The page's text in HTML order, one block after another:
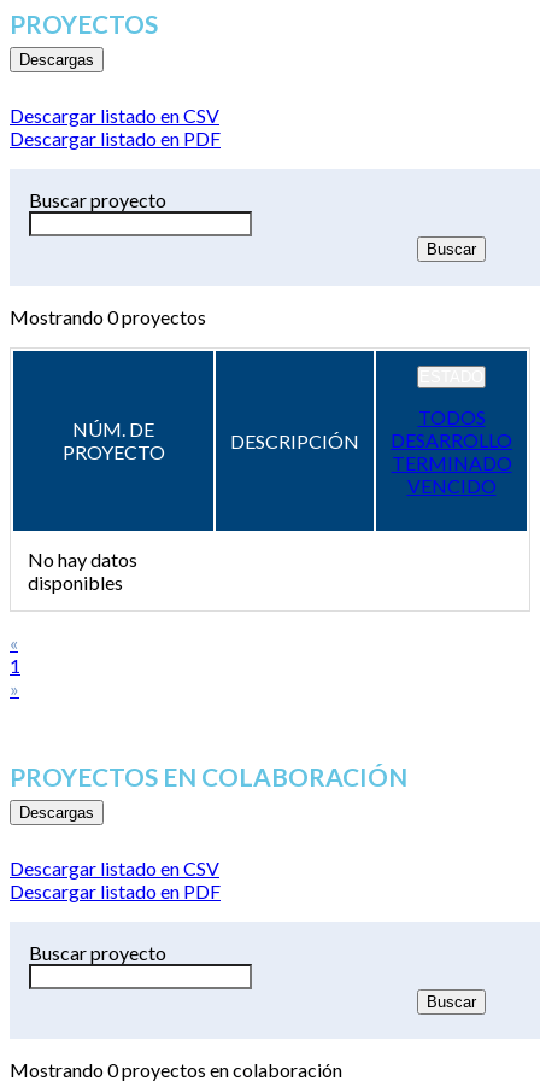
PROYECTOS
Descargas
Descargar listado en CSV
Descargar listado en PDF
Buscar proyecto
Mostrando0proyectos
NÚM. DE
PROYECTO
DESCRIPCIÓN
TODOS
DESARROLLO
TERMINADO
VENCIDO
No hay datos
disponibles
«
1
»
PROYECTOS EN COLABORACIÓN
Descargas
Descargar listado en CSV
Descargar listado en PDF
Buscar proyecto
Mostrando0proyectos en colaboración